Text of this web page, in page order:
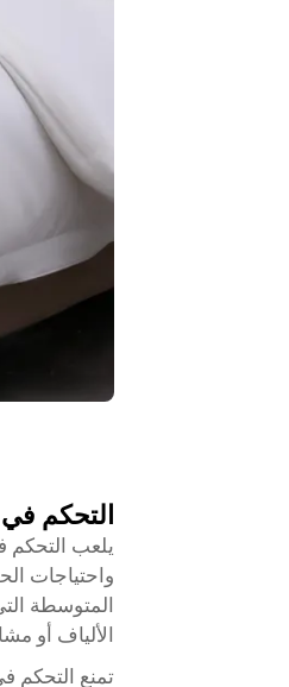
التحكم
يلعب التحكم
واحتياجات
الألياف أو
تمنع التحكم